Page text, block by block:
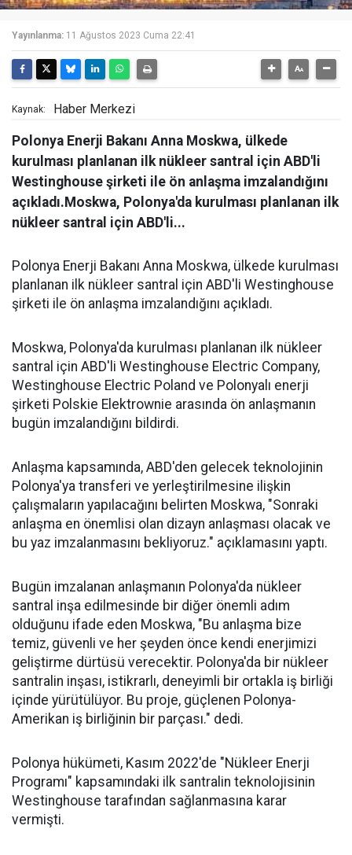
Yayınlanma: 11 Ağustos 2023 Cuma 22:41
Kaynak: Haber Merkezi
Polonya Enerji Bakanı Anna Moskwa, ülkede
kurulması planlanan ilk nükleer santral için ABD'li
Westinghouse şirketi ile ön anlaşma imzalandığını
açıkladı.Moskwa, Polonya'da kurulması planlanan ilk
nükleer santral için ABD'li...
Polonya Enerji Bakanı Anna Moskwa, ülkede kurulması
planlanan ilk nükleer santral için ABD'li Westinghouse
şirketi ile ön anlaşma imzalandığını açıkladı.
Moskwa, Polonya'da kurulması planlanan ilk nükleer
santral için ABD'li Westinghouse Electric Company,
Westinghouse Electric Poland ve Polonyalı enerji
şirketi Polskie Elektrownie arasında ön anlaşmanın
bugün imzalandığını bildirdi.
Anlaşma kapsamında, ABD'den gelecek teknolojinin
Polonya'ya transferi ve yerleştirilmesine ilişkin
çalışmaların yapılacağını belirten Moskwa, "Sonraki
anlaşma en önemlisi olan dizayn anlaşması olacak ve
bu yaz imzalanmasını bekliyoruz." açıklamasını yaptı.
Bugün imzalanan anlaşmanın Polonya'da nükleer
santral inşa edilmesinde bir diğer önemli adım
olduğunu ifade eden Moskwa, "Bu anlaşma bize
temiz, güvenli ve her şeyden önce kendi enerjimizi
geliştirme dürtüsü verecektir. Polonya'da bir nükleer
santralin inşası, istikrarlı, deneyimli bir ortakla iş birliği
içinde yürütülüyor. Bu proje, güçlenen Polonya-
Amerikan iş birliğinin bir parçası." dedi.
Polonya hükümeti, Kasım 2022'de "Nükleer Enerji
Programı" kapsamındaki ilk santralin teknolojisinin
Westinghouse tarafından sağlanmasına karar
vermişti.